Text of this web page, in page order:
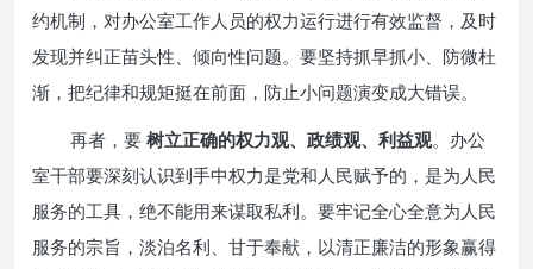
约机制，对办公室工作人员的权力运行进行有效监督，及时
发现并纠正苗头性、倾向性问题。要坚持抓早抓小、防微杜
渐，把纪律和规矩挺在前面，防止小问题演变成大错误。
再者，要 树立正确的权力观、政绩观、利益观。办公
室干部要深刻认识到手中权力是党和人民赋予的，是为人民
服务的工具，绝不能用来谋取私利。要牢记全心全意为人民
服务的宗旨，淡泊名利、甘于奉献，以清正廉洁的形象赢得